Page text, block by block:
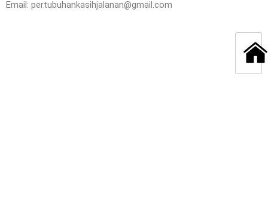
Email: pertubuhankasihjalanan@gmail.com